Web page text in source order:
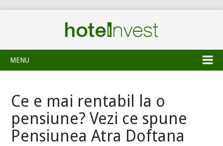
MENU
Ce e mai rentabil la o
pensiune? Vezi ce spune
Pensiunea Atra Doftana